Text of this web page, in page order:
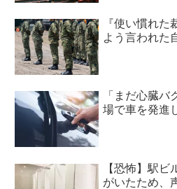
『使い慣れた
よう言われた
「まだ心臓
場で車を発進
【恐怖】駅ビ
がいたため、